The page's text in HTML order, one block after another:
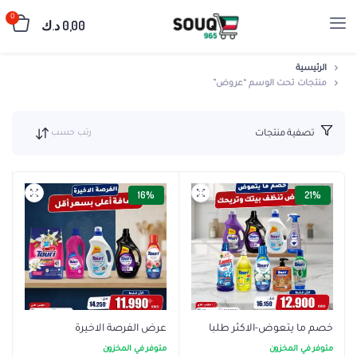
0,00 د.ك 0
الرئيسية
منتجات تحت الوسم “عروض”
تصفية منتجات رتب حسب
21%
خصم ما يتعوض-الاكثر طلبا
متوفر في المخزون
16%
عرض الفرصة الاخيرة
متوفر في المخزون